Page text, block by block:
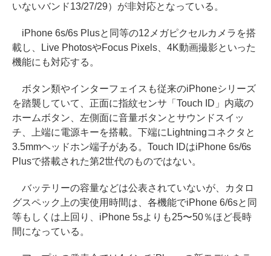
いないバンド13/27/29）が非対応となっている。
iPhone 6s/6s Plusと同等の12メガピクセルカメラを搭
載し、Live PhotosやFocus Pixels、4K動画撮影といった
機能にも対応する。
ボタン類やインターフェイスも従来のiPhoneシリーズ
を踏襲していて、正面に指紋センサ「Touch ID」内蔵の
ホームボタン、左側面に音量ボタンとサウンドスイッ
チ、上端に電源キーを搭載。下端にLightningコネクタと
3.5mmヘッドホン端子がある。Touch IDはiPhone 6s/6s
Plusで搭載された第2世代のものではない。
バッテリーの容量などは公表されていないが、カタロ
グスペック上の実使用時間は、各機能でiPhone 6/6sと同
等もしくは上回り、iPhone 5sよりも25〜50％ほど長時
間になっている。